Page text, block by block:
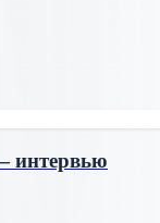
интервью